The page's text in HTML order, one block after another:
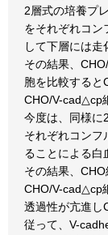
2層式の培養プ
をそれぞれコン
して下層には走
その結果、
胞を比較すると
CHO/V-cad△cp
今度は、同様に
それぞれコンフ
ることによる白
その結果、
CHO/V-cad△cp
透過性が亢進し
従って、V-